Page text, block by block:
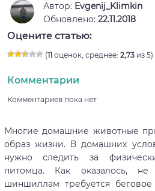
Автор: Evgenij_Klimkin
Обновлено: 22.11.2018
Оцените статью:
(11оценок, среднее: 2,73из 5)
Комментарии
Комментариев пока нет
Многие домашние животные
образ жизни. В домашних
нужно следить за
питомца. Как оказалось,
шиншиллам требуется